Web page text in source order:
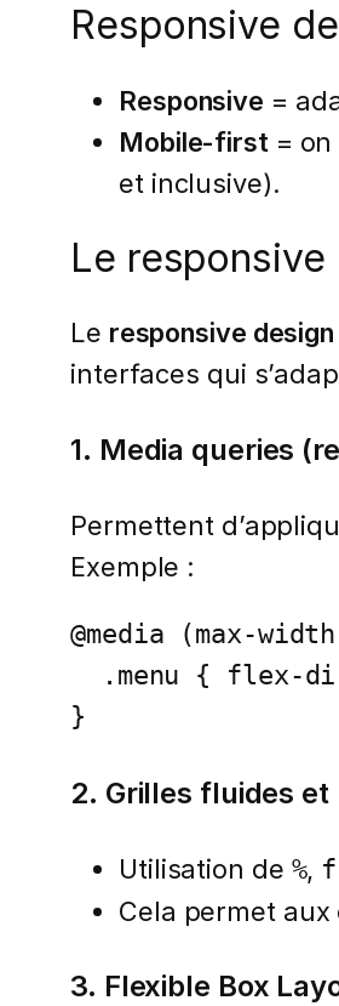
Responsive
Responsive =
Mobile-first =
et inclusive).
Le
Le responsive design
interfaces qui
1. Media queries
Permettent
Exemple :
@media (max-
}
2. Grilles fluides
Utilisation de %,
Cela permet
3. Flexible Box